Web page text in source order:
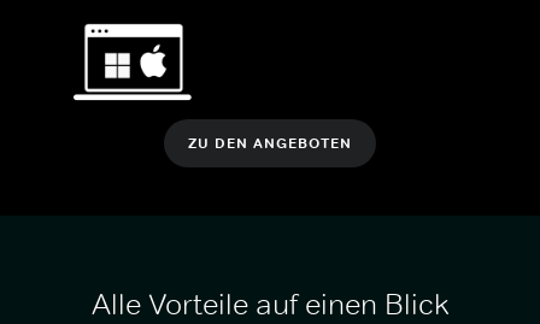
ZU DEN ANGEBOTEN
Alle Vorteile auf einen Blick